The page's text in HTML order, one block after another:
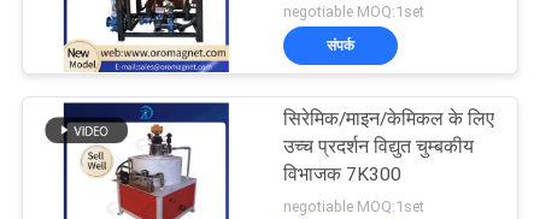
negotiable MOQ:1set
संपर्क
सिरेमिक/माइन/केमिकल के लिए
उच्च प्रदर्शन विद्युत चुम्बकीय
विभाजक 7K300
negotiable MOQ:1set